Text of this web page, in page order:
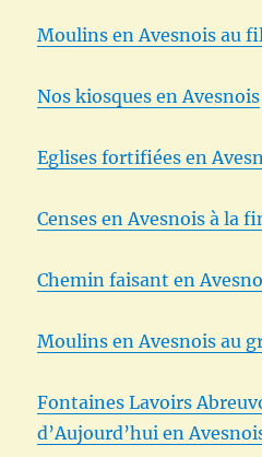
Moulins en Avesnois au
Nos kiosques en Avesnois
Eglises fortifiées en
Censes en Avesnois à la
Chemin faisant en
Moulins en Avesnois au
Fontaines Lavoirs
d’Aujourd’hui en